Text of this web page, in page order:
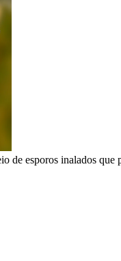
de esporos inalados que